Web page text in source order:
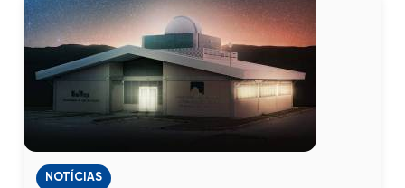
NOTÍCIAS